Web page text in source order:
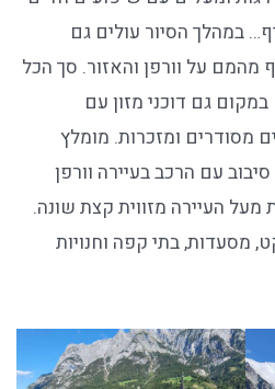
במהלך הסיור עולים גם
על וורפן והאזור. סך הכל
גם דוכני מזון עם
מסודרים ומזכרות. מומלץ
עם הרכב בעיירה וורפן
העיירה מזווית קצת שונה.
מסעדות, בתי קפה וחנויות